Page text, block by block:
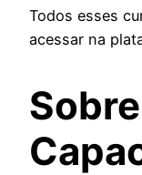
Todos esses
acessar na